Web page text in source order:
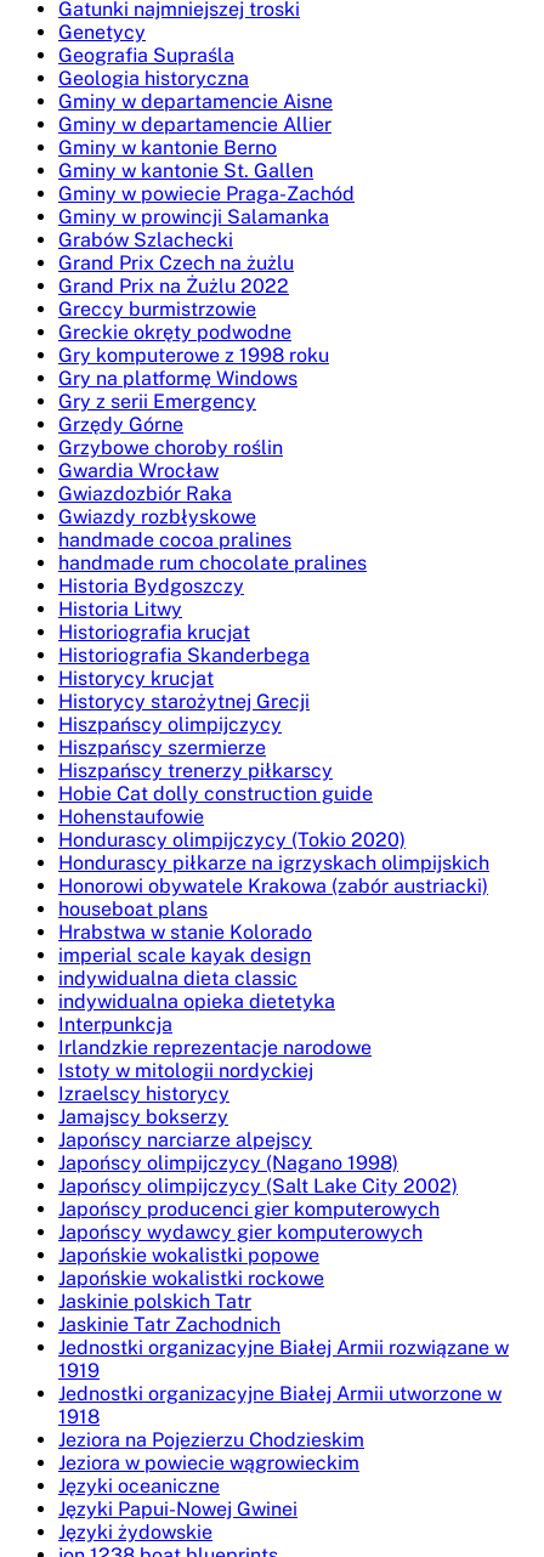
Gatunki najmniejszej troski
Genetycy
Geografia Supraśla
Geologia historyczna
Gminy w departamencie Aisne
Gminy w departamencie Allier
Gminy w kantonie Berno
Gminy w kantonie St. Gallen
Gminy w powiecie Praga-Zachód
Gminy w prowincji Salamanka
Grabów Szlachecki
Grand Prix Czech na żużlu
Grand Prix na Żużlu 2022
Greccy burmistrzowie
Greckie okręty podwodne
Gry komputerowe z 1998 roku
Gry na platformę Windows
Gry z serii Emergency
Grzędy Górne
Grzybowe choroby roślin
Gwardia Wrocław
Gwiazdozbiór Raka
Gwiazdy rozbłyskowe
handmade cocoa pralines
handmade rum chocolate pralines
Historia Bydgoszczy
Historia Litwy
Historiografia krucjat
Historiografia Skanderbega
Historycy krucjat
Historycy starożytnej Grecji
Hiszpańscy olimpijczycy
Hiszpańscy szermierze
Hiszpańscy trenerzy piłkarscy
Hobie Cat dolly construction guide
Hohenstaufowie
Hondurascy olimpijczycy (Tokio 2020)
Hondurascy piłkarze na igrzyskach olimpijskich
Honorowi obywatele Krakowa (zabór austriacki)
houseboat plans
Hrabstwa w stanie Kolorado
imperial scale kayak design
indywidualna dieta classic
indywidualna opieka dietetyka
Interpunkcja
Irlandzkie reprezentacje narodowe
Istoty w mitologii nordyckiej
Izraelscy historycy
Jamajscy bokserzy
Japońscy narciarze alpejscy
Japońscy olimpijczycy (Nagano 1998)
Japońscy olimpijczycy (Salt Lake City 2002)
Japońscy producenci gier komputerowych
Japońscy wydawcy gier komputerowych
Japońskie wokalistki popowe
Japońskie wokalistki rockowe
Jaskinie polskich Tatr
Jaskinie Tatr Zachodnich
Jednostki organizacyjne Białej Armii rozwiązane w
1919
Jednostki organizacyjne Białej Armii utworzone w
1918
Jeziora na Pojezierzu Chodzieskim
Jeziora w powiecie wągrowieckim
Języki oceaniczne
Języki Papui-Nowej Gwinei
Języki żydowskie